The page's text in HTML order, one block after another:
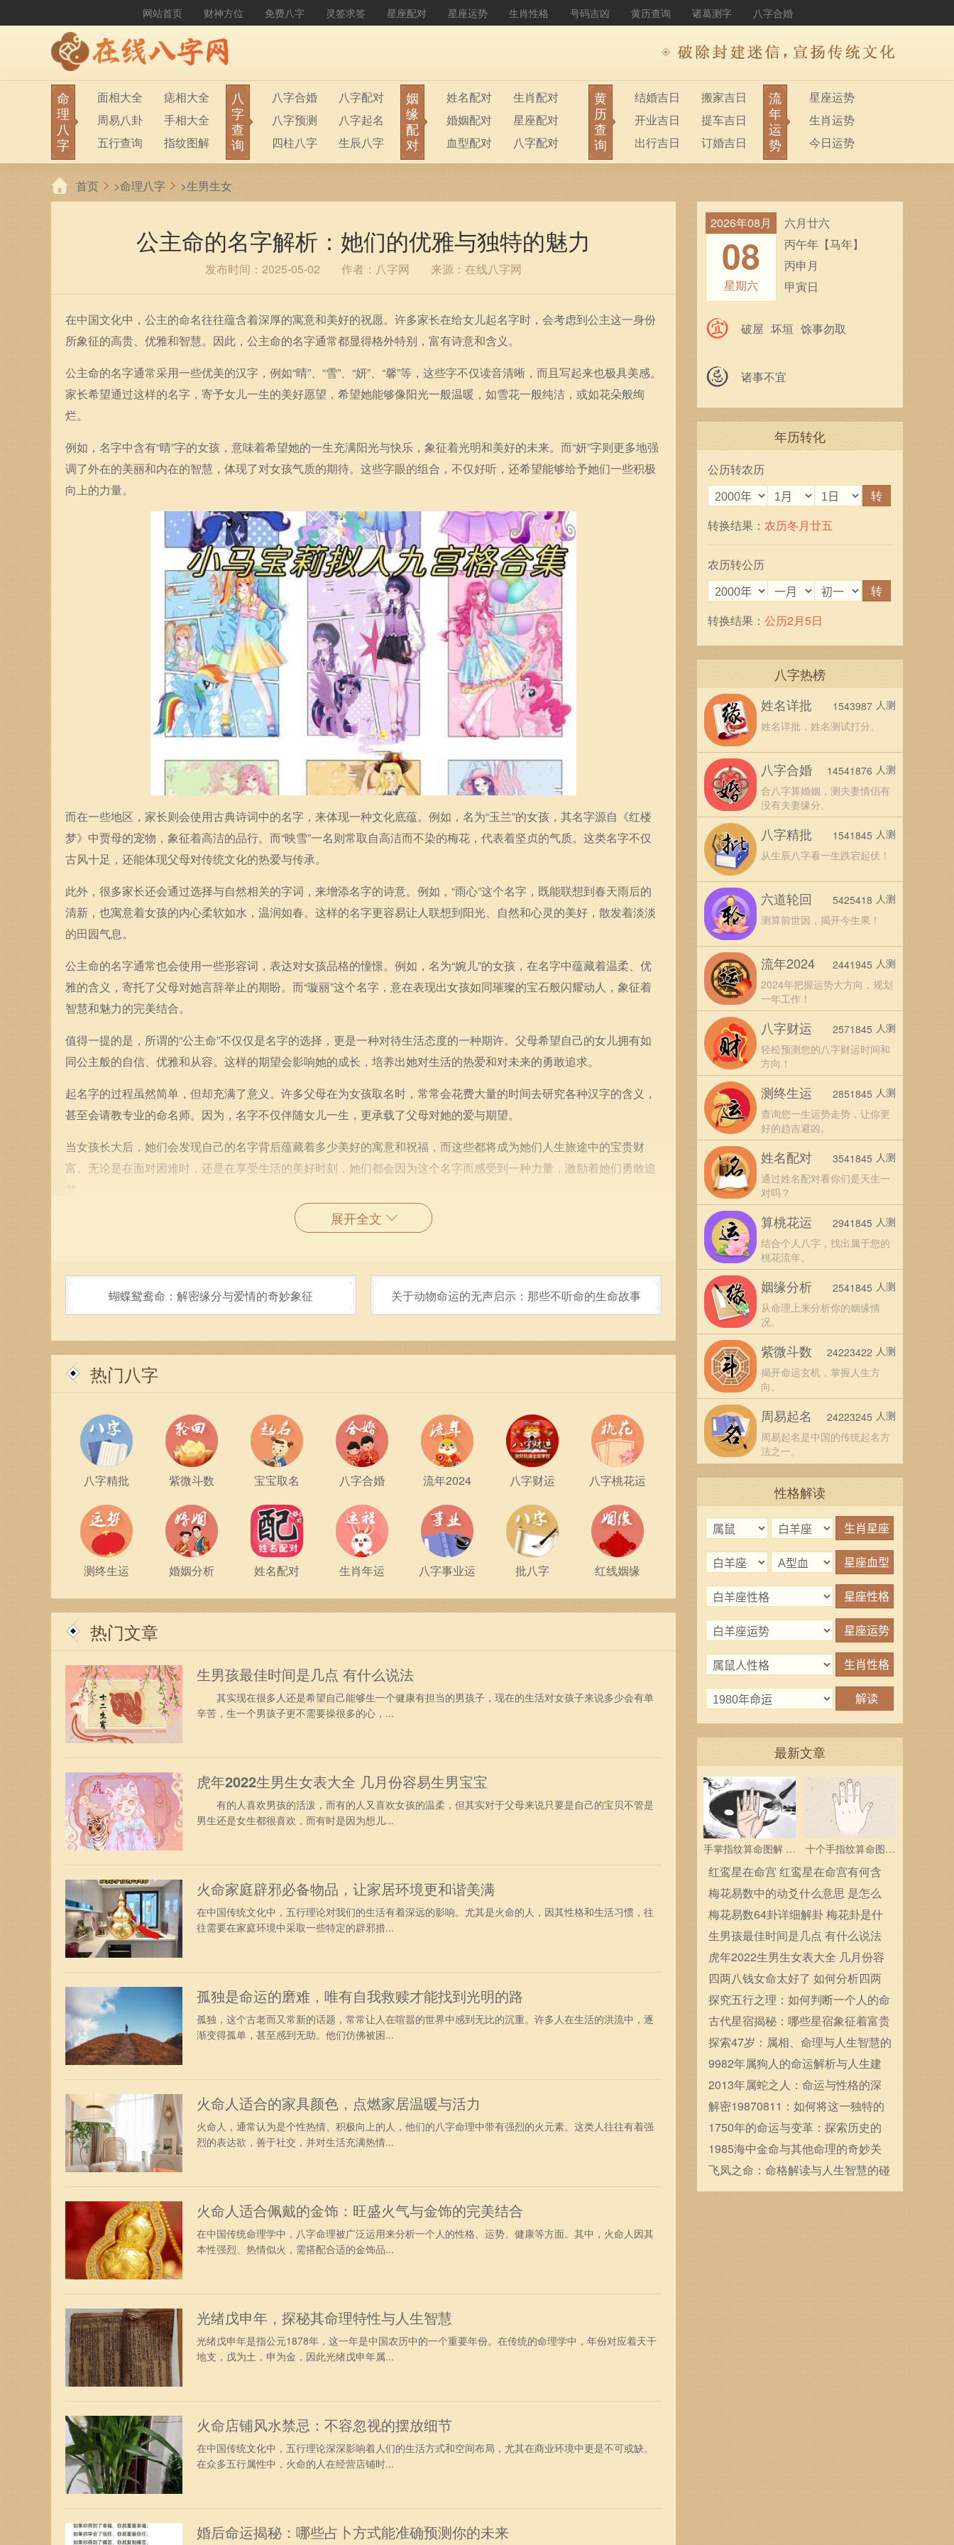
网站首页 财神方位 免费八字 灵签求签 星座配对 星座运势 生肖性格 号码吉凶 黄历查询 诸葛测字 八字合婚
命
理
八
字
面相大全
痣相大全
周易八卦
手相大全
五行查询
指纹图解
生男生女
称骨算命
前世今生
塔罗占卜
八
字
查
询
八字合婚
八字配对
八字预测
八字起名
四柱八字
生辰八字
六十甲子
八字排盘
姻
缘
配
对
姓名配对
生肖配对
婚姻配对
星座配对
血型配对
八字配对
黄
历
查
询
结婚吉日
搬家吉日
开业吉日
提车吉日
出行吉日
订婚吉日
流
年
运
势
星座运势
生肖运势
今日运势
首页 >命理八字 >生男生女
公主命的名字解析：她们的优雅与独特的魅力
发布时间：2025-05-02 作者：八字网 来源：在线八字网
在中国文化中，公主的命名往往蕴含着深厚的寓意和美好的祝愿。许多家长在给女儿起名字时，会考虑到公主这一身份
所象征的高贵、优雅和智慧。因此，公主命的名字通常都显得格外特别，富有诗意和含义。
公主命的名字通常采用一些优美的汉字，例如“晴”、“雪”、“妍”、“馨”等，这些字不仅读音清晰，而且写起来也极具美感。
家长希望通过这样的名字，寄予女儿一生的美好愿望，希望她能够像阳光一般温暖，如雪花一般纯洁，或如花朵般绚
烂。
例如，名字中含有“晴”字的女孩，意味着希望她的一生充满阳光与快乐，象征着光明和美好的未来。而“妍”字则更多地强
调了外在的美丽和内在的智慧，体现了对女孩气质的期待。这些字眼的组合，不仅好听，还希望能够给予她们一些积极
向上的力量。
而在一些地区，家长则会使用古典诗词中的名字，来体现一种文化底蕴。例如，名为“玉兰”的女孩，其名字源自《红楼
梦》中贾母的宠物，象征着高洁的品行。而“映雪”一名则常取自高洁而不染的梅花，代表着坚贞的气质。这类名字不仅
古风十足，还能体现父母对传统文化的热爱与传承。
此外，很多家长还会通过选择与自然相关的字词，来增添名字的诗意。例如，“雨心”这个名字，既能联想到春天雨后的
清新，也寓意着女孩的内心柔软如水，温润如春。这样的名字更容易让人联想到阳光、自然和心灵的美好，散发着淡淡
的田园气息。
公主命的名字通常也会使用一些形容词，表达对女孩品格的憧憬。例如，名为“婉儿”的女孩，在名字中蕴藏着温柔、优
雅的含义，寄托了父母对她言辞举止的期盼。而“璇丽”这个名字，意在表现出女孩如同璀璨的宝石般闪耀动人，象征着
智慧和魅力的完美结合。
值得一提的是，所谓的“公主命”不仅仅是名字的选择，更是一种对待生活态度的一种期许。父母希望自己的女儿拥有如
同公主般的自信、优雅和从容。这样的期望会影响她的成长，培养出她对生活的热爱和对未来的勇敢追求。
起名字的过程虽然简单，但却充满了意义。许多父母在为女孩取名时，常常会花费大量的时间去研究各种汉字的含义，
甚至会请教专业的命名师。因为，名字不仅伴随女儿一生，更承载了父母对她的爱与期望。
当女孩长大后，她们会发现自己的名字背后蕴藏着多少美好的寓意和祝福，而这些都将成为她们人生旅途中的宝贵财
富。无论是在面对困难时，还是在享受生活的美好时刻，她们都会因为这个名字而感受到一种力量，激励着她们勇敢追
总的来说，公主命的名字不仅关乎一个简单的称谓，更是一种情感的传递。每个名字背后都隐藏着父母的爱与期待，承
彩的篇章。
展开全文
蝴蝶鸳鸯命：解密缘分与爱情的奇妙象征 关于动物命运的无声启示：那些不听命的生命故事
热门八字
八字精批 紫微斗数 宝宝取名 八字合婚 流年2024 八字财运 八字桃花运
测终生运 婚姻分析 姓名配对 生肖年运 八字事业运 批八字 红线姻缘
热门文章
生男孩最佳时间是几点 有什么说法
其实现在很多人还是希望自己能够生一个健康有担当的男孩子，现在的生活对女孩子来说多少会有单
辛苦，生一个男孩子更不需要操很多的心，...
虎年2022生男生女表大全 几月份容易生男宝宝
有的人喜欢男孩的活泼，而有的人又喜欢女孩的温柔，但其实对于父母来说只要是自己的宝贝不管是
男生还是女生都很喜欢，而有时是因为想儿...
火命家庭辟邪必备物品，让家居环境更和谐美满
在中国传统文化中，五行理论对我们的生活有着深远的影响。尤其是火命的人，因其性格和生活习惯，往
往需要在家庭环境中采取一些特定的辟邪措...
孤独是命运的磨难，唯有自我救赎才能找到光明的路
孤独，这个古老而又常新的话题，常常让人在喧嚣的世界中感到无比的沉重。许多人在生活的洪流中，逐
渐变得孤单，甚至感到无助。他们仿佛被困...
火命人适合的家具颜色，点燃家居温暖与活力
火命人，通常认为是个性热情、积极向上的人，他们的八字命理中带有强烈的火元素。这类人往往有着强
烈的表达欲，善于社交，并对生活充满热情...
火命人适合佩戴的金饰：旺盛火气与金饰的完美结合
在中国传统命理学中，八字命理被广泛运用来分析一个人的性格、运势、健康等方面。其中，火命人因其
本性强烈、热情似火，需搭配合适的金饰品...
光绪戊申年，探秘其命理特性与人生智慧
光绪戊申年是指公元1878年，这一年是中国农历中的一个重要年份。在传统的命理学中，年份对应着天干
地支，戊为土，申为金，因此光绪戊申年属...
火命店铺风水禁忌：不容忽视的摆放细节
在中国传统文化中，五行理论深深影响着人们的生活方式和空间布局，尤其在商业环境中更是不可或缺。
在众多五行属性中，火命的人在经营店铺时...
婚后命运揭秘：哪些占卜方式能准确预测你的未来
2026年08月
08
星期六
六月廿六
丙午年【马年】
丙申月
甲寅日
破屋 坏垣 馀事勿取
诸事不宜
年历转化
公历转农历
转
转换结果： 农历冬月廿五
农历转公历
转
转换结果： 公历2月5日
八字热榜
姓名详批
姓名详批，姓名测试打分。
1543987 人测
八字合婚
合八字算婚姻，测夫妻情侣有
没有夫妻缘分。
14541876 人测
八字精批
从生辰八字看一生跌宕起伏！
1541845 人测
六道轮回
测算前世因，揭开今生果！
5425418 人测
流年2024
2024年把握运势大方向，规划
一年工作！
2441945 人测
八字财运
轻松预测您的八字财运时间和
方向！
2571845 人测
测终生运
查询您一生运势走势，让你更
好的趋吉避凶。
2851845 人测
姓名配对
通过姓名配对看你们是天生一
对吗？
3541845 人测
算桃花运
结合个人八字，找出属于您的
桃花流年。
2941845 人测
姻缘分析
从命理上来分析你的姻缘情
况。
2541845 人测
紫微斗数
揭开命运玄机，掌握人生方
向。
24223422 人测
周易起名
周易起名是中国的传统起名方
法之一。
24223245 人测
性格解读
最新文章
手掌指纹算命图解 三
个斗多为中层领导
十个手指纹算命图解
分析指纹算命是什么
红鸾星在命宫 红鸾星在命宫有何含
义
梅花易数中的动爻什么意思 是怎么
确定的
梅花易数64卦详细解卦 梅花卦是什
么
生男孩最佳时间是几点 有什么说法
虎年2022生男生女表大全 几月份容
易生男宝宝
四两八钱女命太好了 如何分析四两
八钱女命
探究五行之理：如何判断一个人的命
格属木？
古代星宿揭秘：哪些星宿象征着富贵
命运
探索47岁：属相、命理与人生智慧的
交织
9982年属狗人的命运解析与人生建
议
2013年属蛇之人：命运与性格的深
度解析与人生启示
解密19870811：如何将这一独特的
生日转化为人生的契机
1750年的命运与变革：探索历史的
转折点与人类的追寻
1985海中金命与其他命理的奇妙关
联探秘
飞凤之命：命格解读与人生智慧的碰
撞